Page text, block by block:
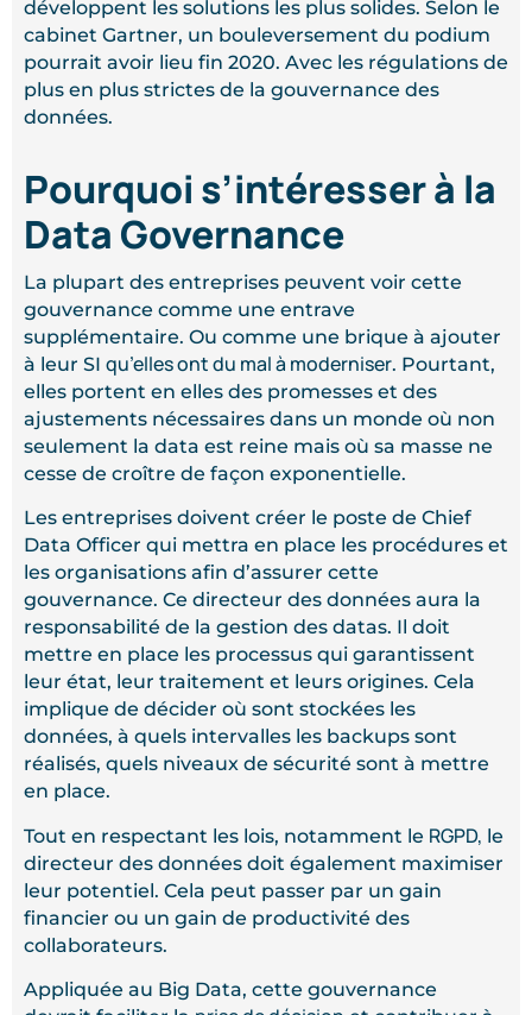
développent les solutions les plus solides. Selon le
cabinet Gartner, un bouleversement du podium
pourrait avoir lieu fin 2020. Avec les régulations de
plus en plus strictes de la gouvernance des
données.
Pourquoi s’intéresser à la
Data Governance
La plupart des entreprises peuvent voir cette
gouvernance comme une entrave
supplémentaire. Ou comme une brique à ajouter
à leur SI qu’elles ont du mal à moderniser. Pourtant,
elles portent en elles des promesses et des
ajustements nécessaires dans un monde où non
seulement la data est reine mais où sa masse ne
cesse de croître de façon exponentielle.
Les entreprises doivent créer le poste de Chief
Data Officer qui mettra en place les procédures et
les organisations afin d’assurer cette
gouvernance. Ce directeur des données aura la
responsabilité de la gestion des datas. Il doit
mettre en place les processus qui garantissent
leur état, leur traitement et leurs origines. Cela
implique de décider où sont stockées les
données, à quels intervalles les backups sont
réalisés, quels niveaux de sécurité sont à mettre
en place.
Tout en respectant les lois, notamment le RGPD, le
directeur des données doit également maximiser
leur potentiel. Cela peut passer par un gain
financier ou un gain de productivité des
collaborateurs.
Appliquée au Big Data, cette gouvernance